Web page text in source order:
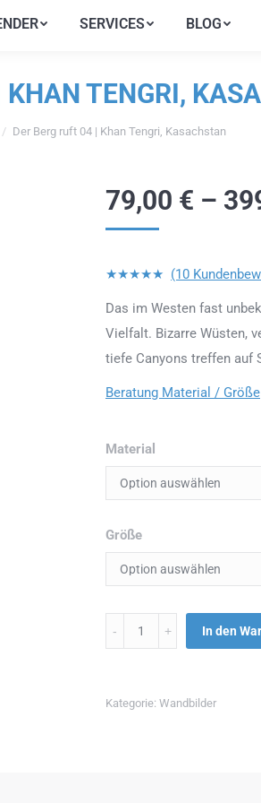
SERVICES BLOG
KHAN TENGRI,
Der Berg ruft 04 | Khan Tengri, Kasachstan
79,00 € –
★★★★★ (10
Das im Westen fast
Vielfalt. Bizarre Wüsten,
tiefe Canyons treffen auf
Beratung Material / Größe
Material
Größe
Menge In den
Kategorie: Wandbilder
SERVICES BLOG